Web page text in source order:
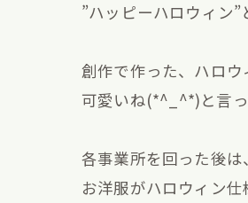
”ハッピーハロウィン
創作で作った、ハロ
可愛いね(*^_^*)と言っ
各事業所を回った後は
お洋服がハロウィン